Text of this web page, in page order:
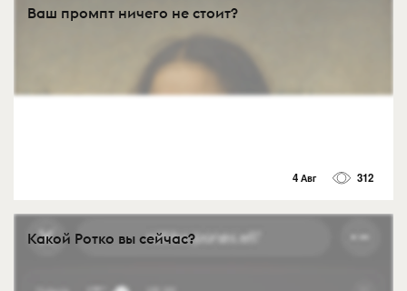
Ваш промпт ничего не стоит?
4 Авг 312
Какой Ротко вы сейчас?